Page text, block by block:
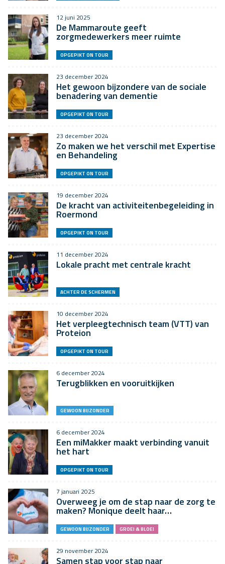
12 juni 2025
De Mammaroute geeft
zorgmedewerkers meer ruimte
OPGEPIKT ON TOUR
23 december 2024
Het gewoon bijzondere van de sociale
benadering van dementie
OPGEPIKT ON TOUR
23 december 2024
Zo maken we het verschil met Expertise
en Behandeling
OPGEPIKT ON TOUR
19 december 2024
De kracht van activiteitenbegeleiding in
Roermond
OPGEPIKT ON TOUR
11 december 2024
Lokale pracht met centrale kracht
ACHTER DE SCHERMEN
10 december 2024
Het verpleegtechnisch team (VTT) van
Proteion
OPGEPIKT ON TOUR
6 december 2024
Terugblikken en vooruitkijken
GEWOON BIJZONDER
6 december 2024
Een miMakker maakt verbinding vanuit
het hart
OPGEPIKT ON TOUR
7 januari 2025
Overweeg je om de stap naar de zorg te
maken? Monique deelt haar…
GEWOON BIJZONDER GROEI & BLOEI
29 november 2024
Samen stap voor stap naar